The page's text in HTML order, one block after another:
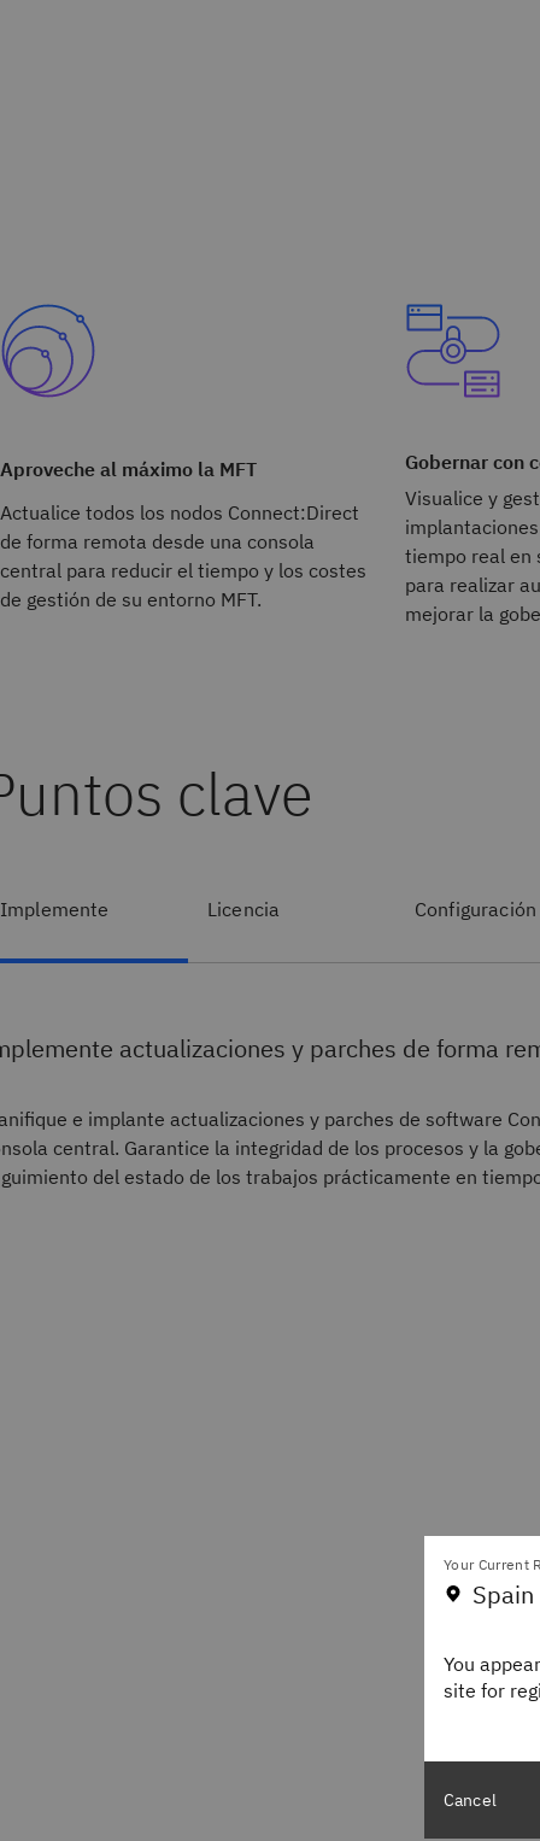
Aproveche al máximo la MFT
Actualice todos los nodos Connect:Direct
de forma remota desde una consola
central para reducir el tiempo y los costes
de gestión de su entorno MFT.
Gobernar con
Visualice y
tiempo real en
para realizar
mejorar la
clave
Implemente Licencia Configuración
actualizaciones y parches de forma
e implante actualizaciones y parches de software
central. Garantice la integridad de los procesos y la
del estado de los trabajos prácticamente en
Your Current
You
site for
Cancel